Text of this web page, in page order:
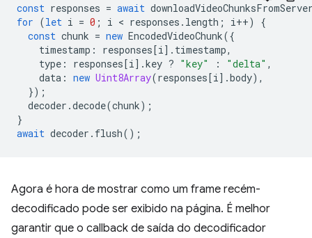
const responses = await
for (let i = 0 ; i < responses . length ; i++)
{
const chunk = new EncodedVideoChunk({
timestamp : responses[i ]. timestamp,
type : responses[i ].key ? "key" : "delta" ,
data : new Uint8Array(responses[i ].body),
});
decoder .decode(chunk);
}
await decoder . flush();
Agora é hora de mostrar como um frame recém-
decodificado pode ser exibido na página. É melhor
garantir que o callback de saída do decodificador